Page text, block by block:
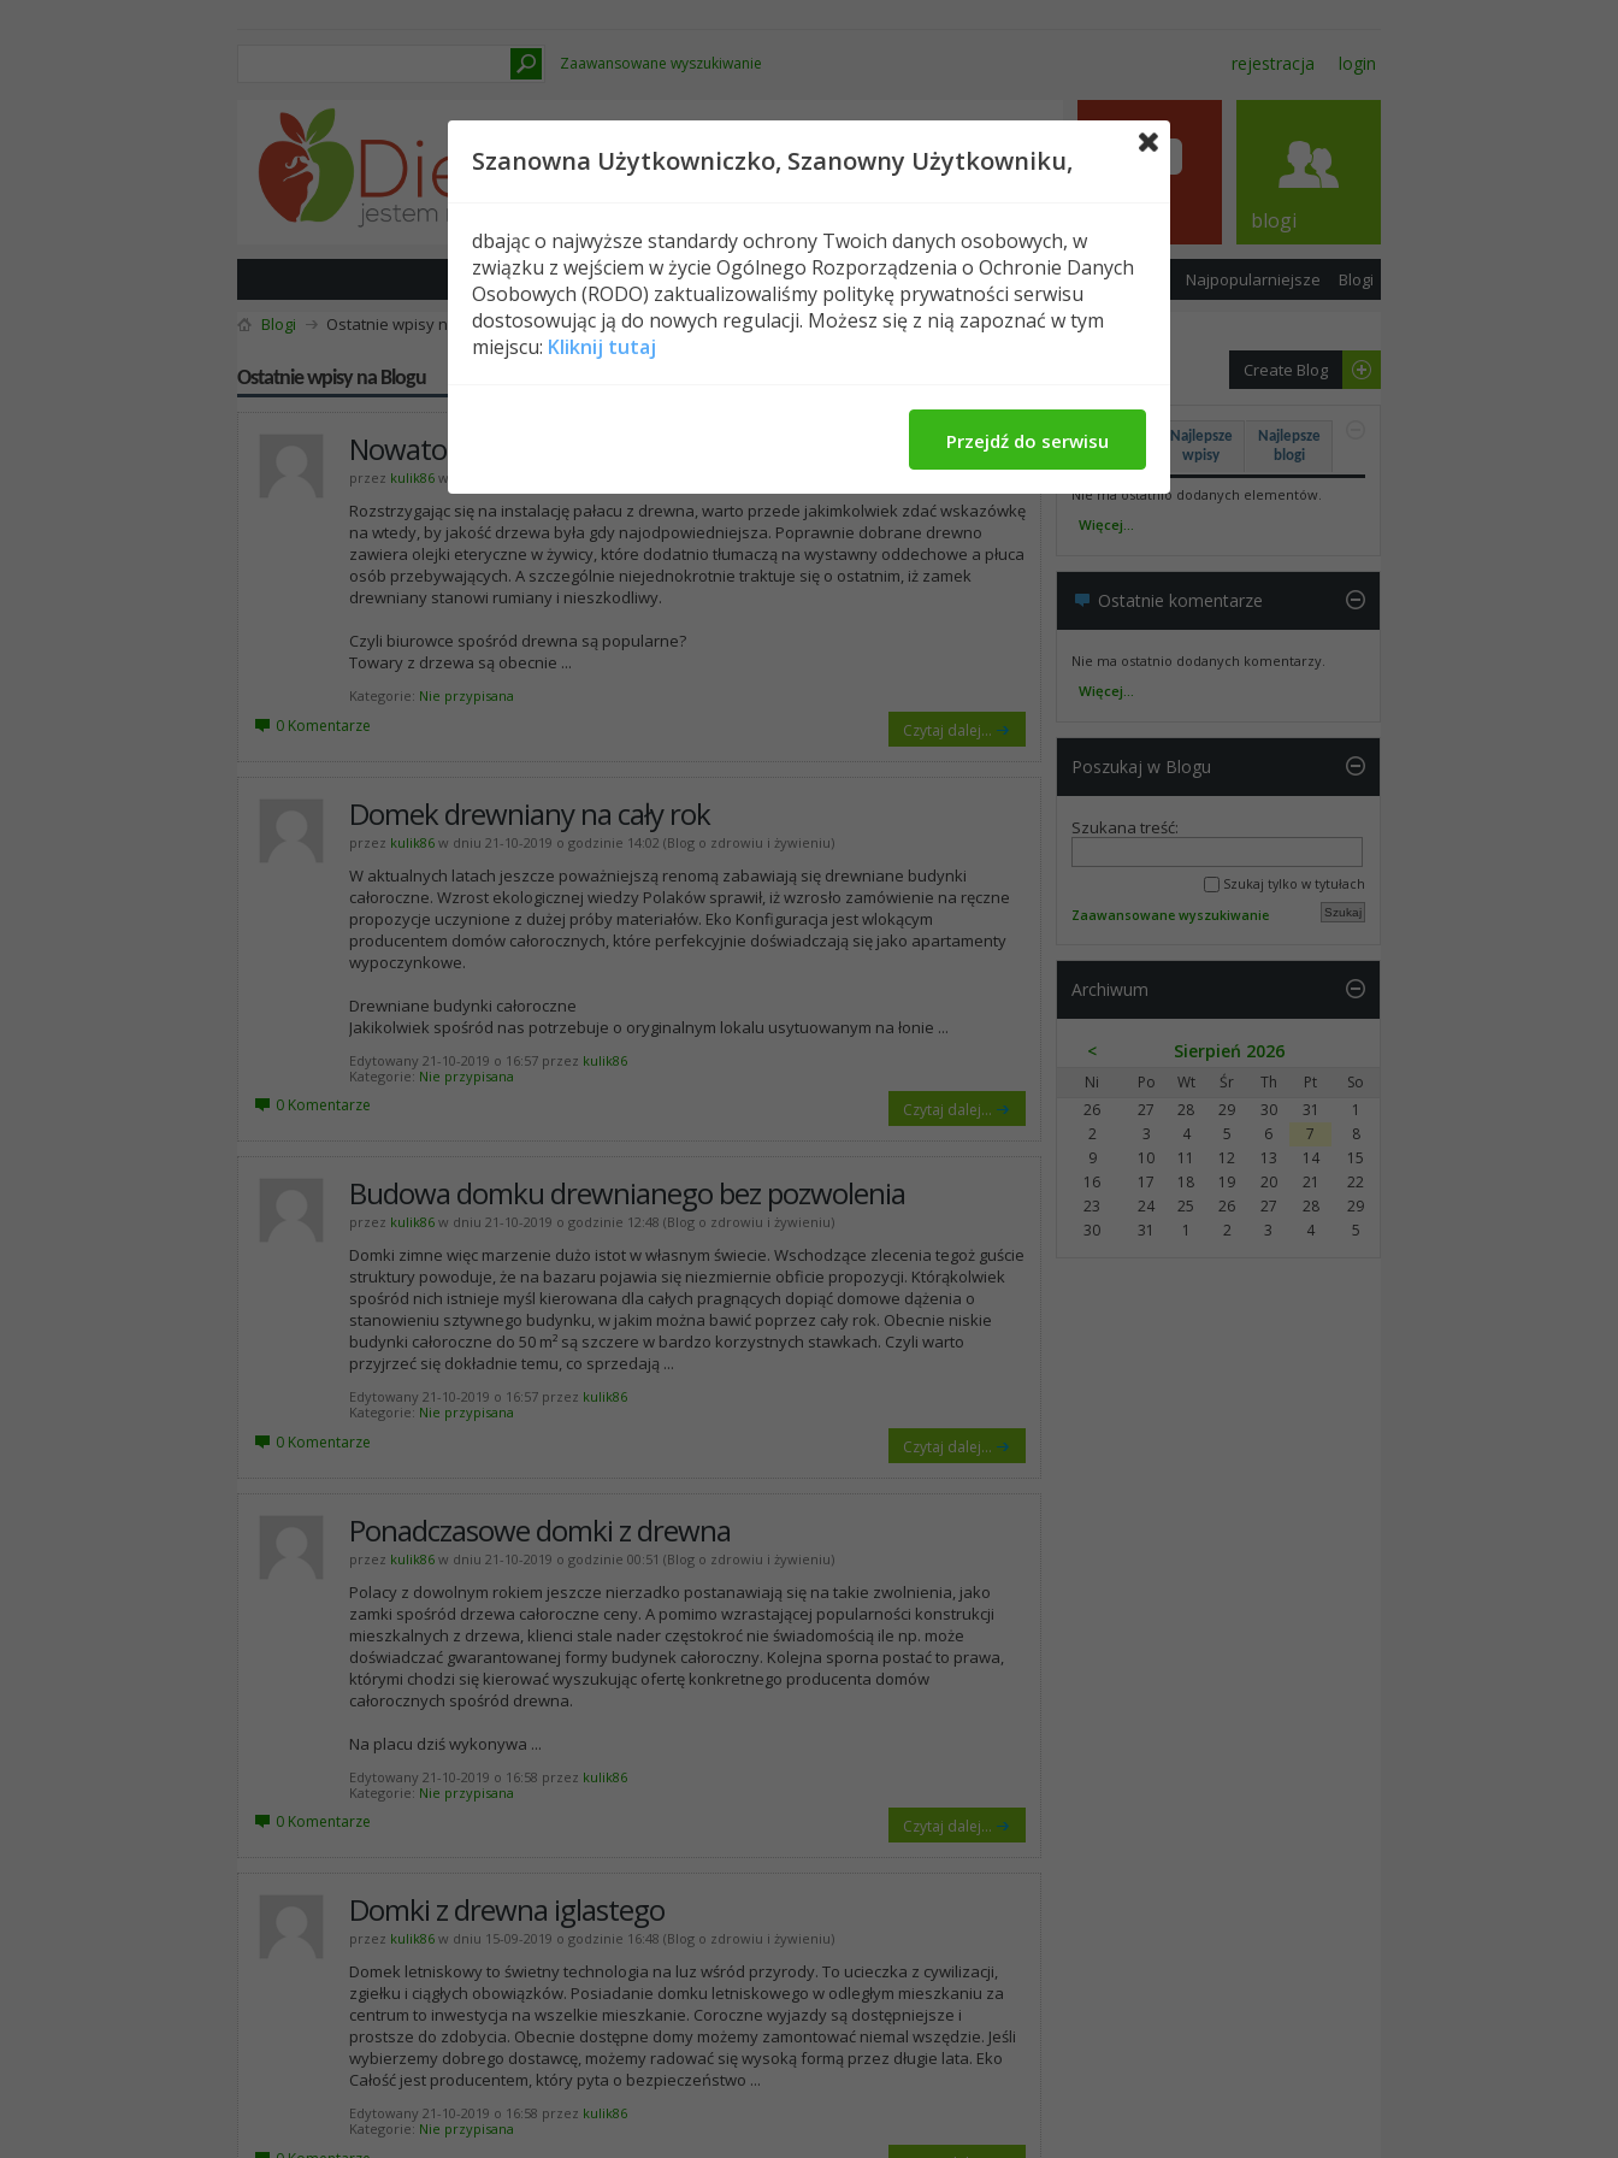
Zaawansowane wyszukiwanie rejestracja login
blogi
Ostatnie wpisy Najpopularniejsze Blogi
Blogi Ostatnie wpisy na Blogu
Ostatnie wpisy na Blogu
Nowatorski dom drewniany
przez kulik86 w dniu 21-10-2019 o godzinie 16:56 (Blog o zdrowiu i żywieniu)
Rozstrzygając się na instalację pałacu z drewna, warto przede jakimkolwiek zdać wskazówkę
na wtedy, by jakość drzewa była gdy najodpowiedniejsza. Poprawnie dobrane drewno
zawiera olejki eteryczne w żywicy, które dodatnio tłumaczą na wystawny oddechowe a płuca
osób przebywających. A szczególnie niejednokrotnie traktuje się o ostatnim, iż zamek
drewniany stanowi rumiany i nieszkodliwy.
Czyli biurowce spośród drewna są popularne?
Towary z drzewa są obecnie ...
Kategorie Nie przypisana
0 Komentarze Czytaj dalej...
Domek drewniany na cały rok
przez kulik86 w dniu 21-10-2019 o godzinie 14:02 (Blog o zdrowiu i żywieniu)
W aktualnych latach jeszcze poważniejszą renomą zabawiają się drewniane budynki
całoroczne. Wzrost ekologicznej wiedzy Polaków sprawił, iż wzrosło zamówienie na ręczne
propozycje uczynione z dużej próby materiałów. Eko Konfiguracja jest wlokącym
producentem domów całorocznych, które perfekcyjnie doświadczają się jako apartamenty
wypoczynkowe.
Drewniane budynki całoroczne
Jakikolwiek spośród nas potrzebuje o oryginalnym lokalu usytuowanym na łonie ...
Edytowany 21-10-2019 o 16:57 przez kulik86
Kategorie Nie przypisana
0 Komentarze Czytaj dalej...
Budowa domku drewnianego bez pozwolenia
przez kulik86 w dniu 21-10-2019 o godzinie 12:48 (Blog o zdrowiu i żywieniu)
Domki zimne więc marzenie dużo istot w własnym świecie. Wschodzące zlecenia tegoż guście
struktury powoduje, że na bazaru pojawia się niezmiernie obficie propozycji. Którąkolwiek
spośród nich istnieje myśl kierowana dla całych pragnących dopiąć domowe dążenia o
stanowieniu sztywnego budynku, w jakim można bawić poprzez cały rok. Obecnie niskie
budynki całoroczne do 50 m² są szczere w bardzo korzystnych stawkach. Czyli warto
przyjrzeć się dokładnie temu, co sprzedają ...
Edytowany 21-10-2019 o 16:57 przez kulik86
Kategorie Nie przypisana
0 Komentarze Czytaj dalej...
Ponadczasowe domki z drewna
przez kulik86 w dniu 21-10-2019 o godzinie 00:51 (Blog o zdrowiu i żywieniu)
Polacy z dowolnym rokiem jeszcze nierzadko postanawiają się na takie zwolnienia, jako
zamki spośród drzewa całoroczne ceny. A pomimo wzrastającej popularności konstrukcji
mieszkalnych z drzewa, klienci stale nader częstokroć nie świadomością ile np. może
doświadczać gwarantowanej formy budynek całoroczny. Kolejna sporna postać to prawa,
którymi chodzi się kierować wyszukując ofertę konkretnego producenta domów
całorocznych spośród drewna.
Na placu dziś wykonywa ...
Edytowany 21-10-2019 o 16:58 przez kulik86
Kategorie Nie przypisana
0 Komentarze Czytaj dalej...
Domki z drewna iglastego
przez kulik86 w dniu 15-09-2019 o godzinie 16:48 (Blog o zdrowiu i żywieniu)
Domek letniskowy to świetny technologia na luz wśród przyrody. To ucieczka z cywilizacji,
zgiełku i ciągłych obowiązków. Posiadanie domku letniskowego w odległym mieszkaniu za
centrum to inwestycja na wszelkie mieszkanie. Coroczne wyjazdy są dostępniejsze i
prostsze do zdobycia. Obecnie dostępne domy możemy zamontować niemal wszędzie. Jeśli
wybierzemy dobrego dostawcę, możemy radować się wysoką formą przez długie lata. Eko
Całość jest producentem, który pyta o bezpieczeństwo ...
Edytowany 21-10-2019 o 16:58 przez kulik86
Kategorie Nie przypisana
Create Blog
Ostatnie
Najlepsze
wpisy
Najlepsze
blogi
Nie ma ostatnio dodanych elementów.
Więcej...
Ostatnie komentarze
Nie ma ostatnio dodanych komentarzy.
Więcej...
Poszukaj w Blogu
Szukana treść:
Szukaj tylko w tytułach
Zaawansowane wyszukiwanie
Archiwum
< Sierpień 2026
Ni Po Wt Śr Th Pt
So
26
27 28 29 30 31
1
2
3 4 5 6 7
8
9
10 11 12 13 14
15
16
17 18 19 20 21
22
23
24 25 26 27 28
29
30
31 1 2 3 4 5
Szanowna Użytkowniczko, Szanowny Użytkowniku,
dbając o najwyższe standardy ochrony Twoich danych osobowych, w
związku z wejściem w życie Ogólnego Rozporządzenia o Ochronie Danych
Osobowych (RODO) zaktualizowaliśmy politykę prywatności serwisu
dostosowując ją do nowych regulacji. Możesz się z nią zapoznać w tym
miejscu: Kliknij tutaj
Przejdź do serwisu